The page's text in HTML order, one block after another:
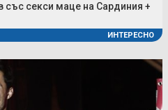
секси маце на Сардиния +
ИНТЕРЕСНО